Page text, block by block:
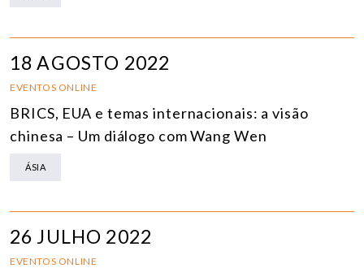
18 AGOSTO 2022
EVENTOS ONLINE
BRICS, EUA e temas internacionais: a visão
chinesa – Um diálogo com Wang Wen
ÁSIA
26 JULHO 2022
EVENTOS ONLINE